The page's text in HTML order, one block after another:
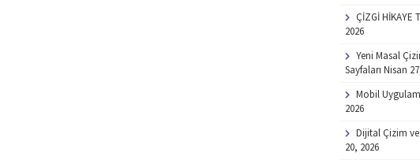
ÇİZGİ HİKAYE
2026
Yeni Masal
Sayfaları Nisan
Mobil
2026
Dijital Çizim
20, 2026